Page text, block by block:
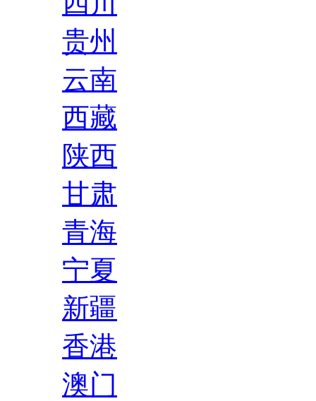
贵州
云南
西藏
陕西
甘肃
青海
宁夏
新疆
香港
澳门